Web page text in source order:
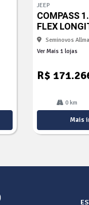
arti
lhe
JEEP
COMPASS
FLEX
Seminovos
Ver Mais 1 lojas
R$
0 km
Mais